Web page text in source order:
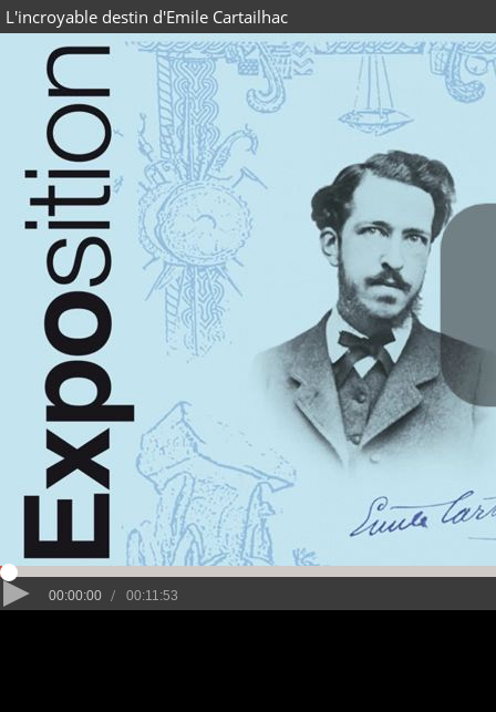
L'incroyable destin d'Emile Cartailhac
00:00:00 / 00:11:53